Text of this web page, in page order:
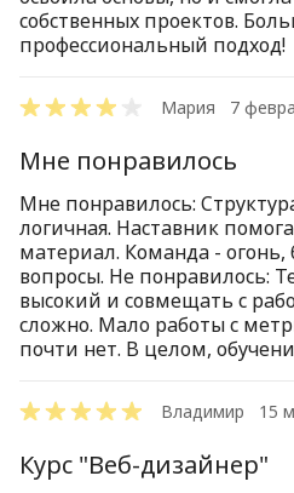
собственных проектов.
профессиональный подход!
Мария 7
Мне понравилось
Мне понравилось:
логичная. Наставник
материал. Команда - огонь,
вопросы. Не понравилось:
высокий и совмещать с
сложно. Мало работы с
почти нет. В целом,
Владимир 15
Курс "Веб-дизайнер"